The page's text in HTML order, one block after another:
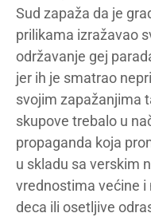
Sud zapaža da je
prilikama izražavao
održavanje gej
jer ih je smatrao
svojim zapažanjima
skupove trebalo u
propaganda koja
u skladu sa verskim
vrednostima većine i
deca ili osetljive